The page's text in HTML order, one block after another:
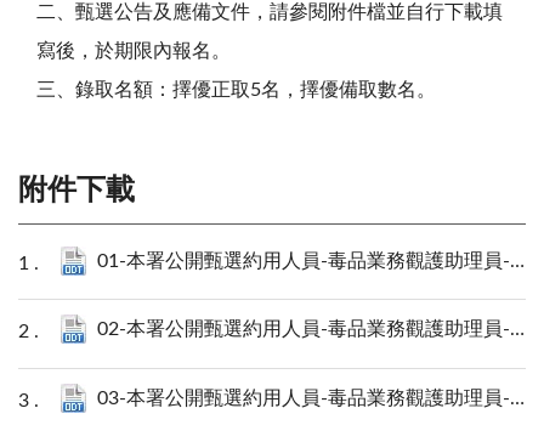
二、甄選公告及應備文件，請參閱附件檔並自行下載填
寫後，於期限內報名。
三、錄取名額：擇優正取5名，擇優備取數名。
附件下載
01-本署公開甄選約用人員-毒品業務觀護助理員-簡章.odt
02-本署公開甄選約用人員-毒品業務觀護助理員-報名表.odt
03-本署公開甄選約用人員-毒品業務觀護助理員-具結書.odt